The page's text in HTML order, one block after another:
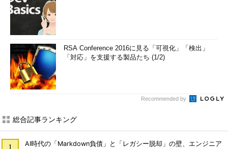
RSA Conference 2016に見る「可視化」「検出」
「対応」を支援する製品たち (1/2)
Recommended by
総合記事ランキング
AI時代の「Markdown負債」と「レガシー脱却」の壁、エンジニア